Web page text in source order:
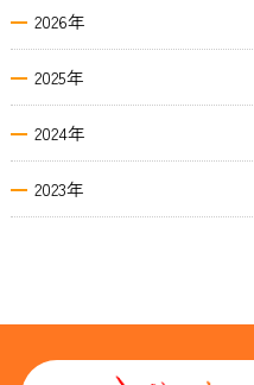
2026年
2025年
2024年
2023年